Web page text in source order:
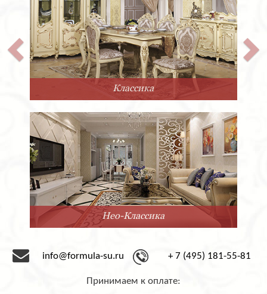
info@formula-su.ru + 7 (495) 181-55-81
Принимаем к оплате: